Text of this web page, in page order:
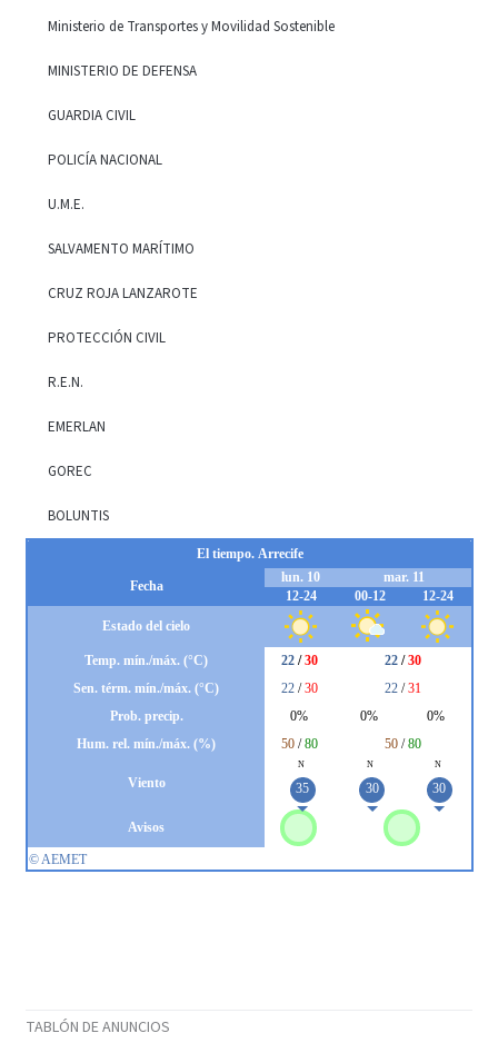
Ministerio de Transportes y Movilidad Sostenible
MINISTERIO DE DEFENSA
GUARDIA CIVIL
POLICÍA NACIONAL
U.M.E.
SALVAMENTO MARÍTIMO
CRUZ ROJA LANZAROTE
PROTECCIÓN CIVIL
R.E.N.
EMERLAN
GOREC
BOLUNTIS
TABLÓN DE ANUNCIOS